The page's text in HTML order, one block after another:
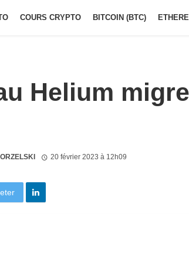
COURS CRYPTO BITCOIN (BTC)
Helium
20 février 2023 à 12h09